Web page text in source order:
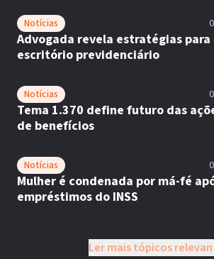
Notícias
Advogada revela estratégias para
escritório previdenciário
Notícias
Tema 1.370 define futuro das
de benefícios
Notícias
Mulher é condenada por má-fé
empréstimos do INSS
Ler mais tópicos